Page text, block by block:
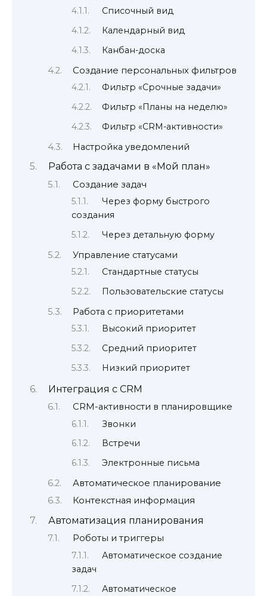
Списочный вид
Календарный вид
Канбан-доска
Создание персональных фильтров
Фильтр «Срочные задачи»
Фильтр «Планы на неделю»
Фильтр «CRM-активности»
Настройка уведомлений
Работа с задачами в «Мой план»
Создание задач
Через форму быстрого
создания
Через детальную форму
Управление статусами
Стандартные статусы
Пользовательские статусы
Работа с приоритетами
Высокий приоритет
Средний приоритет
Низкий приоритет
Интеграция с CRM
CRM-активности в планировщике
Звонки
Встречи
Электронные письма
Автоматическое планирование
Контекстная информация
Автоматизация планирования
Роботы и триггеры
Автоматическое создание
задач
Автоматическое